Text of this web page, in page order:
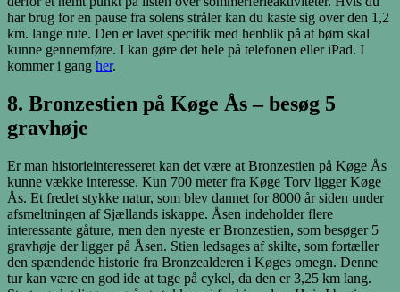
har brug for en pause fra solens stråler kan du kaste sig over den 1,2
km. lange rute. Den er lavet specifik med henblik på at børn skal
kunne gennemføre. I kan gøre det hele på telefonen eller iPad. I
kommer i gang her.
8. Bronzestien på Køge Ås – besøg 5
gravhøje
Er man historieinteresseret kan det være at Bronzestien på Køge Ås
kunne vække interesse. Kun 700 meter fra Køge Torv ligger Køge
Ås. Et fredet stykke natur, som blev dannet for 8000 år siden under
afsmeltningen af Sjællands iskappe. Åsen indeholder flere
interessante gåture, men den nyeste er Bronzestien, som besøger 5
gravhøje der ligger på Åsen. Stien ledsages af skilte, som fortæller
den spændende historie fra Bronzealderen i Køges omegn. Denne
tur kan være en god ide at tage på cykel, da den er 3,25 km lang.